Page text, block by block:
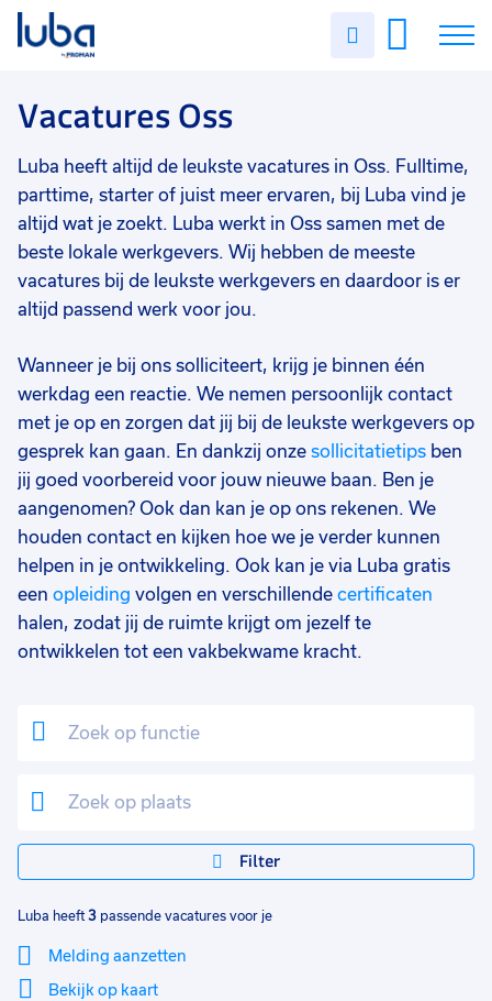
Uren
Vacatures
Over ons
Voor werkgevers
Contact
Vacatures Oss
Luba heeft altijd de leukste vacatures in Oss. Fulltime,
parttime, starter of juist meer ervaren, bij Luba vind je
altijd wat je zoekt. Luba werkt in Oss samen met de
beste lokale werkgevers. Wij hebben de meeste
vacatures bij de leukste werkgevers en daardoor is er
altijd passend werk voor jou.
Wanneer je bij ons solliciteert, krijg je binnen één
werkdag een reactie. We nemen persoonlijk contact
met je op en zorgen dat jij bij de leukste werkgevers op
gesprek kan gaan. En dankzij onze sollicitatietips ben
jij goed voorbereid voor jouw nieuwe baan. Ben je
aangenomen? Ook dan kan je op ons rekenen. We
houden contact en kijken hoe we je verder kunnen
helpen in je ontwikkeling. Ook kan je via Luba gratis
een opleiding volgen en verschillende certificaten
halen, zodat jij de ruimte krijgt om jezelf te
ontwikkelen tot een vakbekwame kracht.
Filter
Filter vacatures
Vakgebied 0
Industrie/productie
Techniek
Vmbo 1
Soort contract 0
Vast 2
Uren per week 0
37 - 40+ uur 3
Luba heeft 3 passende vacatures voor je
Melding aanzetten
Bekijk op kaart